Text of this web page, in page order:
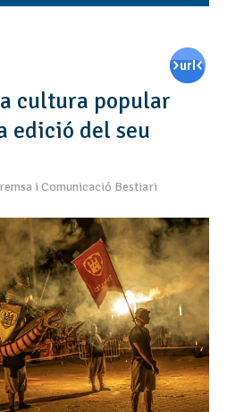
cultura popular
edició del seu
i Comunicació Bestiari